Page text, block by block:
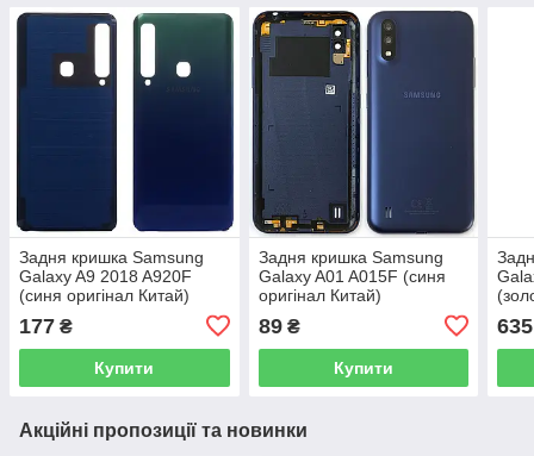
Задня кришка Samsung
Galaxy A9 2018 A920F
(синя оригінал Китай)
177 ₴
Купити
Задня кришка Samsung
Galaxy A01 A015F (синя
оригінал Китай)
89₴
Купити
635
Акційні пропозиції та новинки